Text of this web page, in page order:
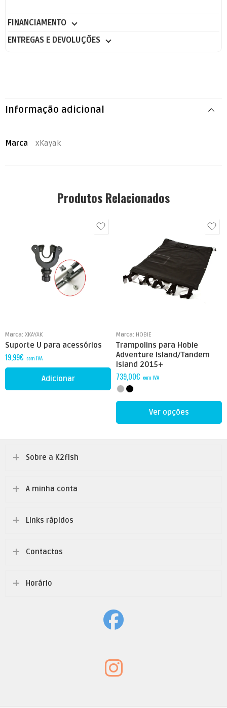
FINANCIAMENTO
ENTREGAS E DEVOLUÇÕES
Informação adicional
Marca xKayak
Produtos Relacionados
Marca: XKAYAK
Suporte U para acessórios
19,99€ com IVA
Adicionar
Marca: HOBIE
Trampolins para Hobie
Adventure Island/Tandem
Island 2015+
739,00€ com IVA
Ver opções
Sobre a K2fish
A minha conta
Links rápidos
Contactos
Horário